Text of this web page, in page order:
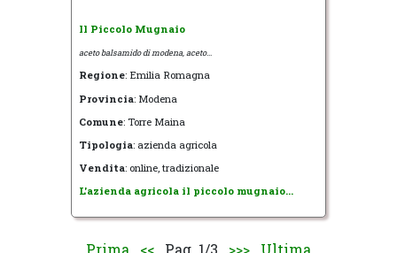
Il Piccolo Mugnaio
aceto balsamido di modena, aceto...
Regione: Emilia Romagna
Provincia: Modena
Comune: Torre Maina
Tipologia: azienda agricola
Vendita: online, tradizionale
L'azienda agricola il piccolo mugnaio...
Prima << Pag. 1/3 >>> Ultima